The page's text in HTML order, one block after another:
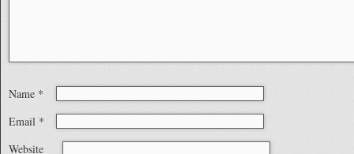
Name *
Email *
Website